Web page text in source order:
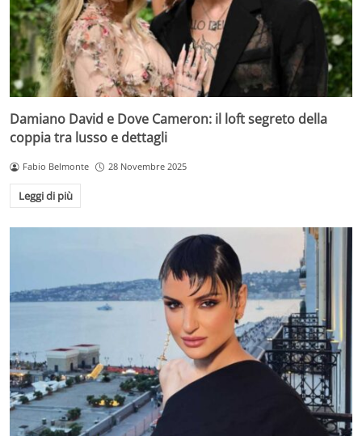
Damiano David e Dove Cameron: il loft segreto della
coppia tra lusso e dettagli
Fabio Belmonte 28 Novembre 2025
Leggi di più